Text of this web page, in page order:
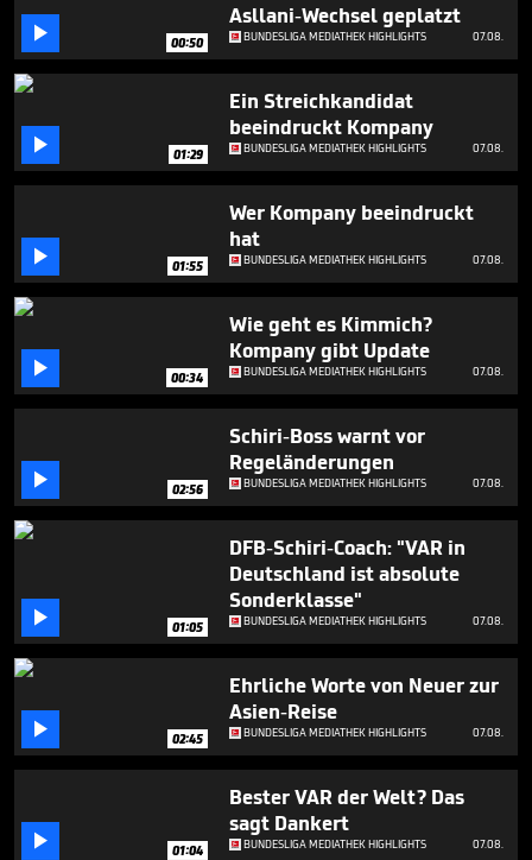
 00:50
Asllani-Wechsel geplatzt
BUNDESLIGA MEDIATHEK HIGHLIGHTS 07.08.
 01:29
Ein Streichkandidat
beeindruckt Kompany
BUNDESLIGA MEDIATHEK HIGHLIGHTS 07.08.
 01:55
Wer Kompany beeindruckt
hat
BUNDESLIGA MEDIATHEK HIGHLIGHTS 07.08.
 00:34
Wie geht es Kimmich?
Kompany gibt Update
BUNDESLIGA MEDIATHEK HIGHLIGHTS 07.08.
 02:56
Schiri-Boss warnt vor
Regeländerungen
BUNDESLIGA MEDIATHEK HIGHLIGHTS 07.08.
 01:05
DFB-Schiri-Coach: "VAR in
Deutschland ist absolute
Sonderklasse"
BUNDESLIGA MEDIATHEK HIGHLIGHTS 07.08.
 02:45
Ehrliche Worte von Neuer zur
Asien-Reise
BUNDESLIGA MEDIATHEK HIGHLIGHTS 07.08.
 01:04
Bester VAR der Welt? Das
sagt Dankert
BUNDESLIGA MEDIATHEK HIGHLIGHTS 07.08.